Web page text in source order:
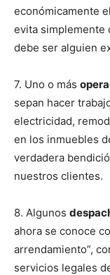
económicamente
evita simplemente
debe ser alguien
7. Uno o más
sepan hacer
electricidad,
en los inmuebles
verdadera
nuestros clientes.
8. Algunos
ahora se conoce
arrendamiento”,
servicios legales